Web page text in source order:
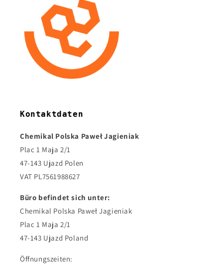
Kontaktdaten
Chemikal Polska Paweł Jagieniak
Plac 1 Maja 2/1
47-143 Ujazd Polen
VAT PL7561988627
Büro befindet sich unter:
Chemikal Polska Paweł Jagieniak
Plac 1 Maja 2/1
47-143 Ujazd Poland
Öffnungszeiten: